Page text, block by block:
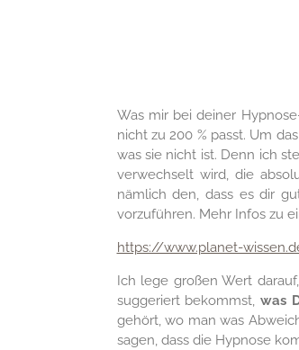
Was mir bei deiner
nicht zu 200 % passt. Um
was sie nicht ist. Denn ich
verwechselt wird, die
nämlich den, dass es dir
vorzuführen. Mehr Infos zu
https://www.planet-
Ich lege großen Wert
suggeriert bekommst, was
gehört, wo man was
sagen, dass die Hypnose